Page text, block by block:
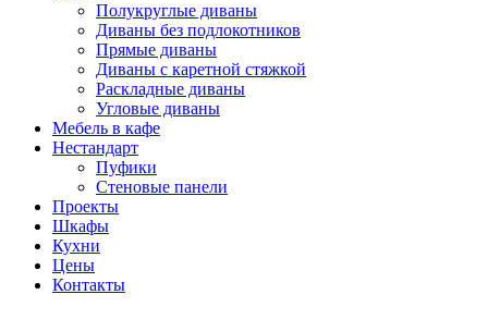
Полукруглые диваны
Диваны без подлокотников
Прямые диваны
Диваны с каретной стяжкой
Раскладные диваны
Угловые диваны
Мебель в кафе
Нестандарт
Пуфики
Стеновые панели
Проекты
Шкафы
Кухни
Цены
Контакты